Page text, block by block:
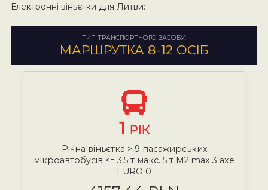
Електронні віньєтки для Литви:
ТИП ТРАНСПОРТНОГО ЗАСОБУ:
МАРШРУТКА 8-12 ОСІБ
1 РІК
Річна віньєтка > 9 пасажирських
мікроавтобусів <= 3,5 т макс. 5 т М2 max 3 axe
EURO 0